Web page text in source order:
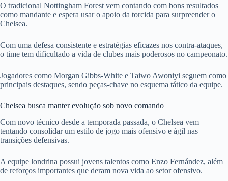
O tradicional Nottingham Forest vem contando com bons resultados
como mandante e espera usar o apoio da torcida para surpreender o
Chelsea.
Com uma defesa consistente e estratégias eficazes nos contra-ataques,
o time tem dificultado a vida de clubes mais poderosos no campeonato.
Jogadores como Morgan Gibbs-White e Taiwo Awoniyi seguem como
principais destaques, sendo peças-chave no esquema tático da equipe.
Chelsea busca manter evolução sob novo comando
Com novo técnico desde a temporada passada, o Chelsea vem
tentando consolidar um estilo de jogo mais ofensivo e ágil nas
transições defensivas.
A equipe londrina possui jovens talentos como Enzo Fernández, além
de reforços importantes que deram nova vida ao setor ofensivo.